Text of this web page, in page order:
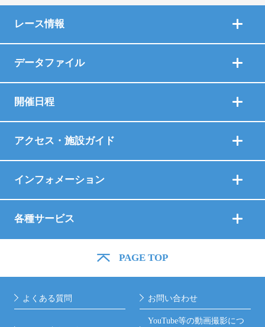
レース情報
データファイル
開催日程
アクセス・施設ガイド
インフォメーション
各種サービス
PAGE TOP
よくある質問 お問い合わせ
YouTube等の動画撮影につ